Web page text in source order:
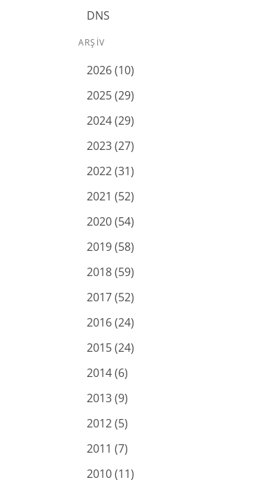
DNS
ARŞIV
2026 (10)
2025 (29)
2024 (29)
2023 (27)
2022 (31)
2021 (52)
2020 (54)
2019 (58)
2018 (59)
2017 (52)
2016 (24)
2015 (24)
2014 (6)
2013 (9)
2012 (5)
2011 (7)
2010 (11)